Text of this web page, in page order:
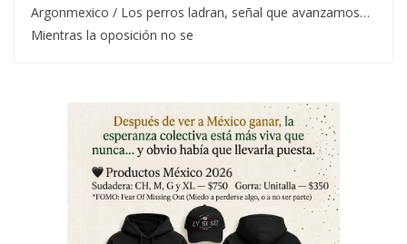
Argonmexico / Los perros ladran, señal que avanzamos…
Mientras la oposición no se